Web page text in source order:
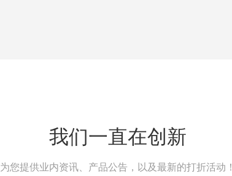
我们一直在创新
为您提供业内资讯、产品公告，以及最新的打折活动！